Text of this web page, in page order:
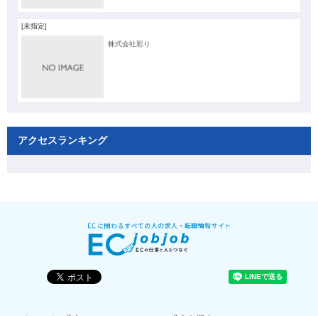
[未指定]
株式会社彩り
アクセスランキング